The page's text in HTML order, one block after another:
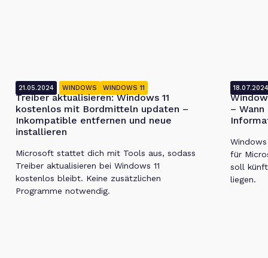
21.05.2024 WINDOWS WINDOWS 11
Treiber aktualisieren: Windows 11
kostenlos mit Bordmitteln updaten –
Inkompatible entfernen und neue
installieren
Microsoft stattet dich mit Tools aus, sodass
Treiber aktualisieren bei Windows 11
kostenlos bleibt. Keine zusätzlichen
Programme notwendig.
–
für
soll
liegen.